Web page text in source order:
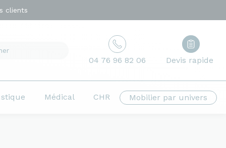
clients
04 76 96 82 06 Devis rapide
Médical CHR Mobilier par univers